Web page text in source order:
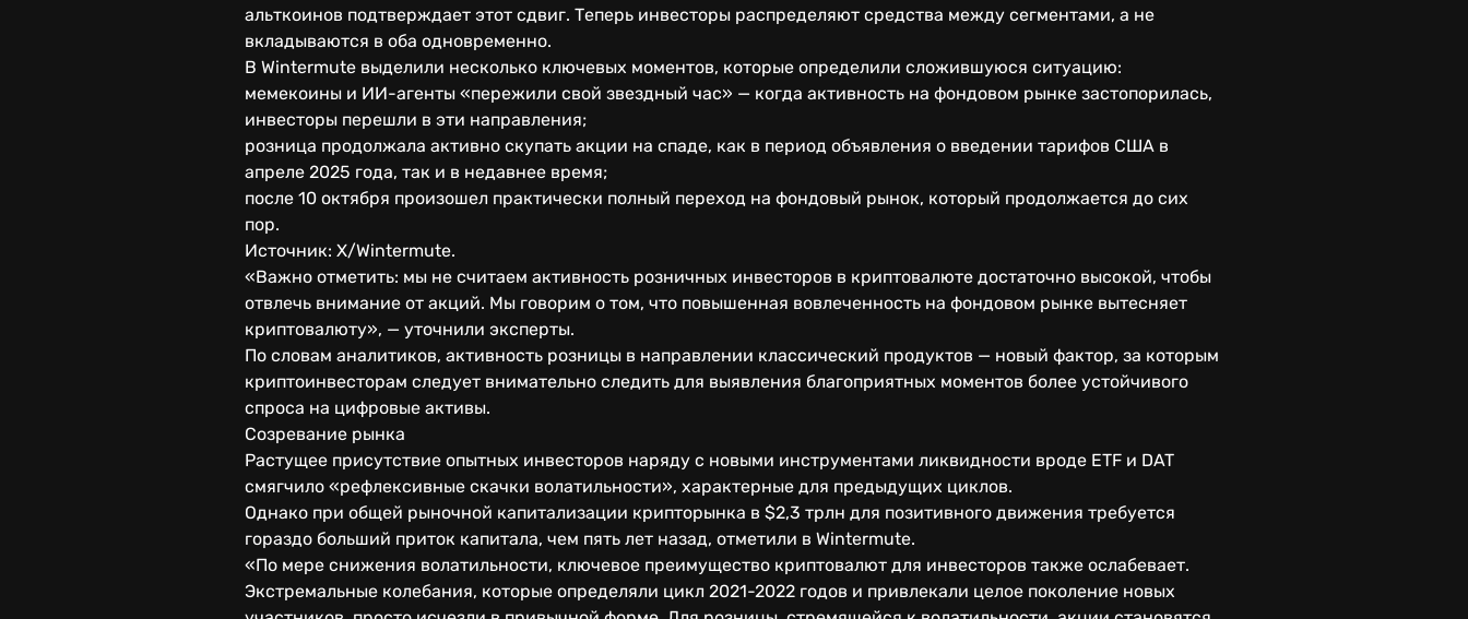
альткоинов подтверждает этот сдвиг. Теперь инвесторы распределяют средства между сегментами, а не
вкладываются в оба одновременно.
В Wintermute выделили несколько ключевых моментов, которые определили сложившуюся ситуацию:
мемекоины и ИИ-агенты «пережили свой звездный час» — когда активность на фондовом рынке застопорилась,
инвесторы перешли в эти направления;
розница продолжала активно скупать акции на спаде, как в период объявления о введении тарифов США в
апреле 2025 года, так и в недавнее время;
после 10 октября произошел практически полный переход на фондовый рынок, который продолжается до сих
пор.
Источник: X/Wintermute.
«Важно отметить: мы не считаем активность розничных инвесторов в криптовалюте достаточно высокой, чтобы
отвлечь внимание от акций. Мы говорим о том, что повышенная вовлеченность на фондовом рынке вытесняет
криптовалюту», — уточнили эксперты.
По словам аналитиков, активность розницы в направлении классический продуктов — новый фактор, за которым
криптоинвесторам следует внимательно следить для выявления благоприятных моментов более устойчивого
спроса на цифровые активы.
Созревание рынка
Растущее присутствие опытных инвесторов наряду с новыми инструментами ликвидности вроде ETF и DAT
смягчило «рефлексивные скачки волатильности», характерные для предыдущих циклов.
Однако при общей рыночной капитализации крипторынка в $2,3 трлн для позитивного движения требуется
гораздо больший приток капитала, чем пять лет назад, отметили в Wintermute.
«По мере снижения волатильности, ключевое преимущество криптовалют для инвесторов также ослабевает.
Экстремальные колебания, которые определяли цикл 2021-2022 годов и привлекали целое поколение новых